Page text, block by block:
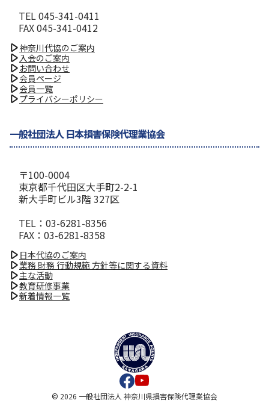
TEL 045-341-0411
FAX 045-341-0412
神奈川代協のご案内
入会のご案内
お問い合わせ
会員ページ
会員一覧
プライバシーポリシー
一般社団法人 日本損害保険代理業協会
〒100-0004
東京都千代田区大手町2-2-1
新大手町ビル3階 327区
TEL：03-6281-8356
FAX：03-6281-8358
日本代協のご案内
業務 財務 行動規範 方針等に関する資料
主な活動
教育研修事業
新着情報一覧
© 2026 一般社団法人 神奈川県損害保険代理業協会